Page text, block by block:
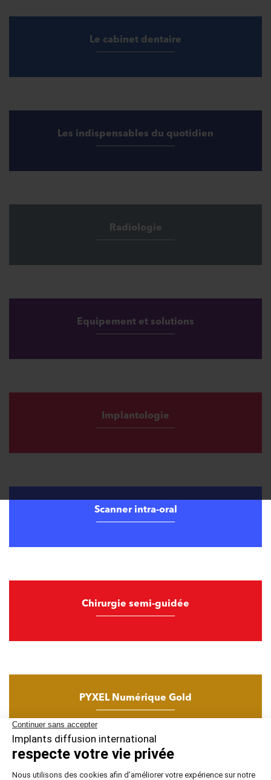
Le cabinet dentaire
Les indispensables du quotidien
Radiologie
Equipement et solutions
Implantologie
Scanner intra-oral
Chirurgie semi-guidée
PYXEL Numérique Gold